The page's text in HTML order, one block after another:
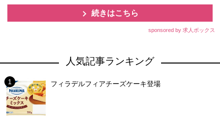
続きはこちら
sponsored by 求人ボックス
人気記事ランキング
フィラデルフィアチーズケーキ登場